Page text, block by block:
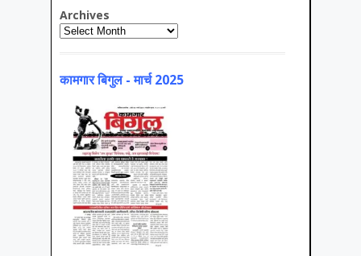
Archives
Archives
कामगार बिगुल - मार्च 2025